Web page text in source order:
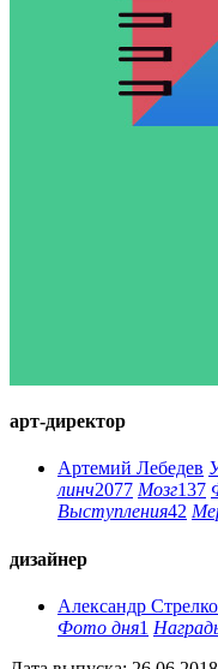
арт-директор
Артемий Лебедев
линч2077 Мозг137
Выступления42
дизайнер
Александр
Фото дня1